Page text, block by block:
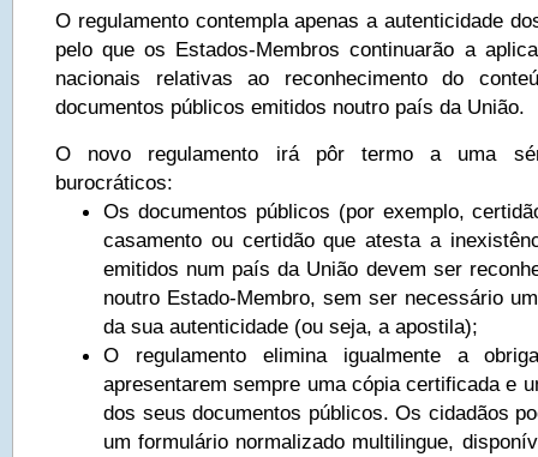
O regulamento contempla apenas a autenticidade
pelo que os Estados-Membros continuarão a
nacionais relativas ao reconhecimento do
documentos públicos emitidos noutro país da União.
O novo regulamento irá pôr termo a uma
burocráticos:
Os documentos públicos (por exemplo,
casamento ou certidão que atesta a
emitidos num país da União devem ser
noutro Estado-Membro, sem ser necessário
da sua autenticidade (ou seja, a apostila);
O regulamento elimina igualmente a
apresentarem sempre uma cópia certificada e
dos seus documentos públicos. Os cidadãos
um formulário normalizado multilingue,